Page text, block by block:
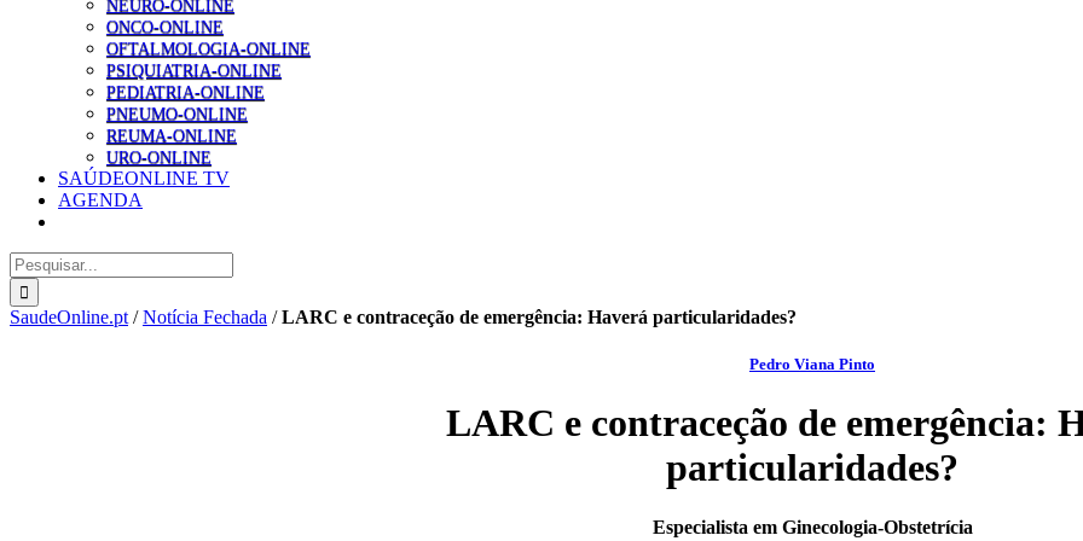
NEURO-ONLINE
ONCO-ONLINE
OFTALMOLOGIA-ONLINE
PSIQUIATRIA-ONLINE
PEDIATRIA-ONLINE
PNEUMO-ONLINE
REUMA-ONLINE
URO-ONLINE
SAÚDEONLINE TV
AGENDA
Pesquisar
SaudeOnline.pt /Notícia Fechada /LARC e contraceção de emergência: Haverá particularidades?
Pedro Viana Pinto
LARC e contraceção de emergência:
particularidades?
Especialista em Ginecologia-Obstetrícia